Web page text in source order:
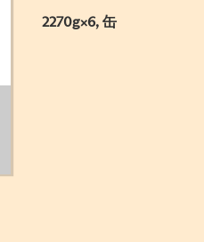
2270g×6, 缶